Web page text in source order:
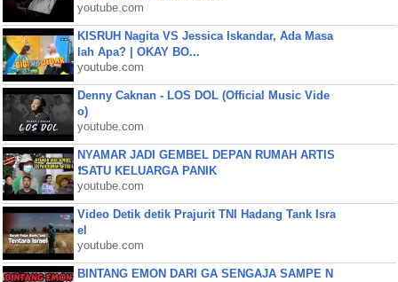
youtube.com
KISRUH Nagita VS Jessica Iskandar, Ada Masa
lah Apa? | OKAY BO...
youtube.com
Denny Caknan - LOS DOL (Official Music Vide
o)
youtube.com
NYAMAR JADI GEMBEL DEPAN RUMAH ARTIS
❗SATU KELUARGA PANIK
youtube.com
Video Detik detik Prajurit TNI Hadang Tank Isra
el
youtube.com
BINTANG EMON DARI GA SENGAJA SAMPE N